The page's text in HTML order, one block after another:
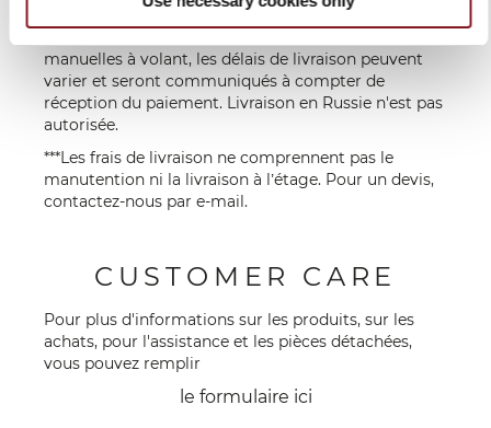
lundi au vendredi. Les jours fériés sont exclus. Pour
manuelles à volant, les délais de livraison peuvent
varier et seront communiqués à compter de
réception du paiement. Livraison en Russie n'est pas
autorisée.
***Les frais de livraison ne comprennent pas le
manutention ni la livraison à l’étage. Pour un devis,
contactez-nous par e-mail.
CUSTOMER CARE
Pour plus d'informations sur les produits, sur les
achats, pour l'assistance et les pièces détachées,
vous pouvez remplir
le formulaire ici